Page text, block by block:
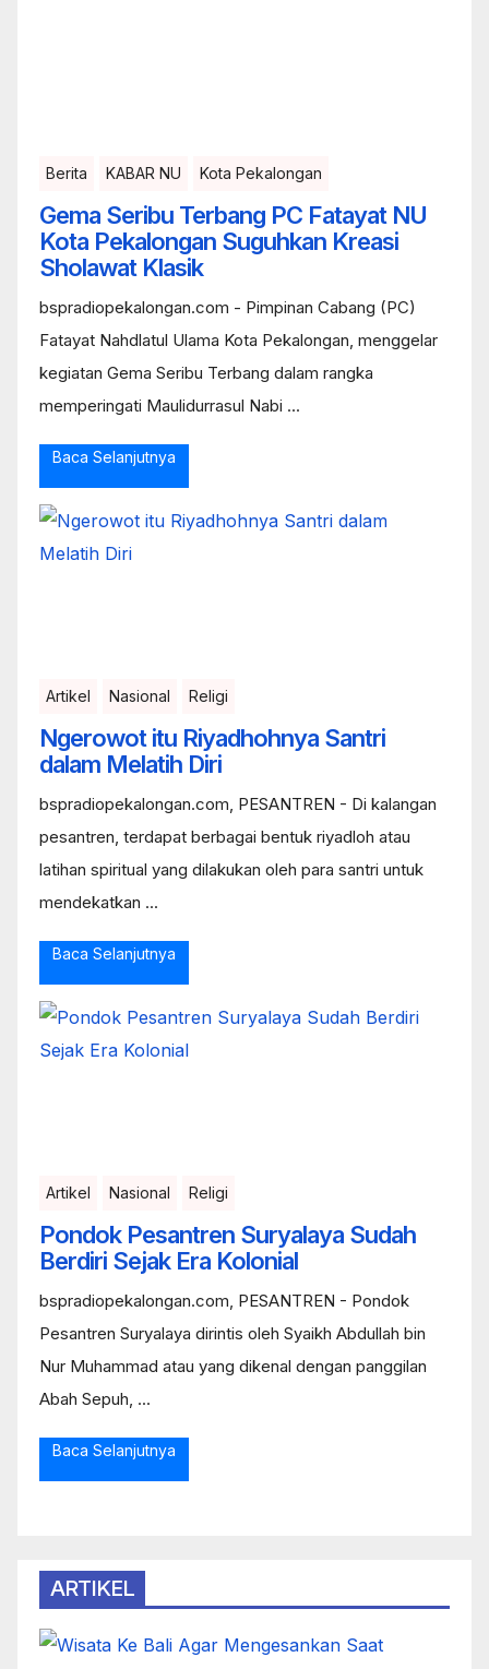
Berita KABAR NU Kota Pekalongan
Gema Seribu Terbang PC Fatayat NU
Kota Pekalongan Suguhkan Kreasi
Sholawat Klasik
bspradiopekalongan.com - Pimpinan Cabang (PC)
Fatayat Nahdlatul Ulama Kota Pekalongan, menggelar
kegiatan Gema Seribu Terbang dalam rangka
memperingati Maulidurrasul Nabi ...
Baca Selanjutnya
Artikel Nasional Religi
Ngerowot itu Riyadhohnya Santri
dalam Melatih Diri
bspradiopekalongan.com, PESANTREN - Di kalangan
pesantren, terdapat berbagai bentuk riyadloh atau
latihan spiritual yang dilakukan oleh para santri untuk
mendekatkan ...
Baca Selanjutnya
Artikel Nasional Religi
Pondok Pesantren Suryalaya Sudah
Berdiri Sejak Era Kolonial
bspradiopekalongan.com, PESANTREN - Pondok
Pesantren Suryalaya dirintis oleh Syaikh Abdullah bin
Nur Muhammad atau yang dikenal dengan panggilan
Abah Sepuh, ...
Baca Selanjutnya
ARTIKEL